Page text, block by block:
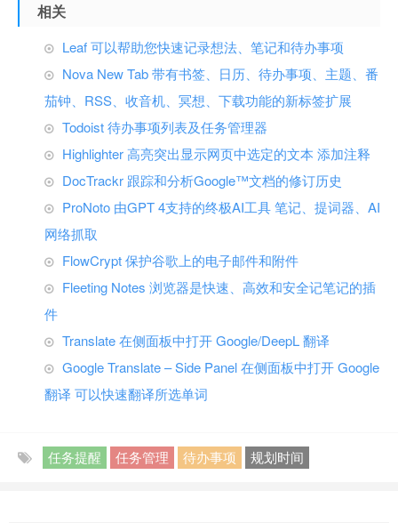
相关
Leaf 可以帮助您快速记录想法、笔记和待办事项
Nova New Tab 带有书签、日历、待办事项、主题、番
茄钟、RSS、收音机、冥想、下载功能的新标签扩展
Todoist 待办事项列表及任务管理器
Highlighter 高亮突出显示网页中选定的文本 添加注释
DocTrackr 跟踪和分析Google™文档的修订历史
ProNoto 由GPT 4支持的终极AI工具 笔记、提词器、AI
网络抓取
FlowCrypt 保护谷歌上的电子邮件和附件
Fleeting Notes 浏览器是快速、高效和安全记笔记的插
件
Translate 在侧面板中打开 Google/DeepL 翻译
Google Translate – Side Panel 在侧面板中打开 Google
翻译 可以快速翻译所选单词
任务提醒 任务管理 待办事项 规划时间